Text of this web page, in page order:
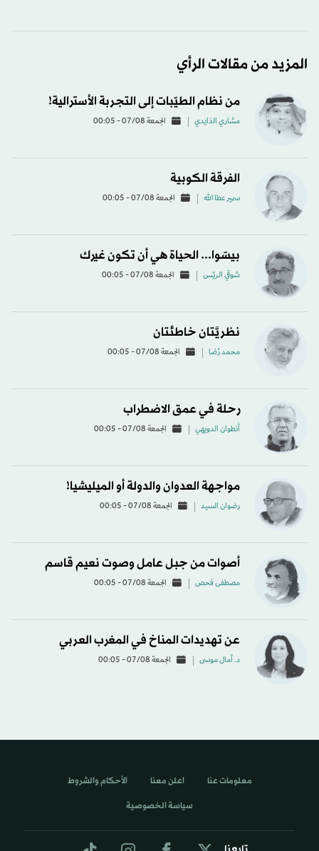
المزيد من مقالات الرأي
من نظام الطيّبات إلى التجربة الأسترالية!
مشاري الذايدي الجمعة 07/08 - 00:05
الفرقة الكوبية
سمير عطا الله الجمعة 07/08 - 00:05
بيسّوا... الحياة هي أن تكون غيرك
شوقي الريّس الجمعة 07/08 - 00:05
نظريَّتان خاطئتان
محمد رُضا الجمعة 07/08 - 00:05
رحلة في عمق الاضطراب
أنطوان الدويهي الجمعة 07/08 - 00:05
مواجهة العدوان والدولة أو الميليشيا!
رضوان السيد الجمعة 07/08 - 00:05
أصوات من جبل عامل وصوت نعيم قاسم
مصطفى فحص الجمعة 07/08 - 00:05
عن تهديدات المناخ في المغرب العربي
د. آمال موسى الجمعة 07/08 - 00:05
معلومات عنا اعلن معنا الأحكام والشروط
سياسة الخصوصية